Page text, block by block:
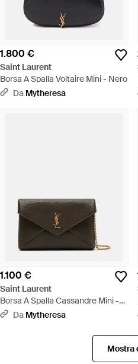
1.800 €
Saint Laurent
Borsa A Spalla Voltaire Mini - Nero
Da Mytheresa
1.100 €
Saint Laurent
Borsa A Spalla Cassandre Mini -
NeroDa Mytheresa
Mostra